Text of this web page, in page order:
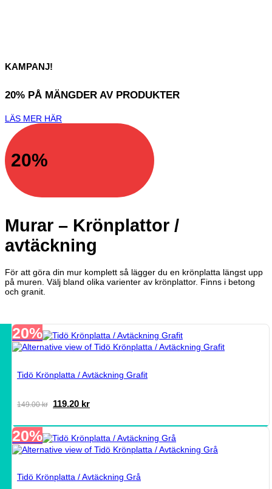
KAMPANJ!
20% PÅ MÄNGDER AV PRODUKTER
LÄS MER HÄR
20%
Murar – Krönplattor /
avtäckning
För att göra din mur komplett så lägger du en krönplatta längst upp
på muren. Välj bland olika varienter av krönplattor. Finns i betong
och granit.
20%
Tidö Krönplatta / Avtäckning Grafit
149.00kr
Det
priset
var:
149.00 kr.
119.20 krDet
priset
är:
119.20 kr.
20%
Tidö Krönplatta / Avtäckning Grå